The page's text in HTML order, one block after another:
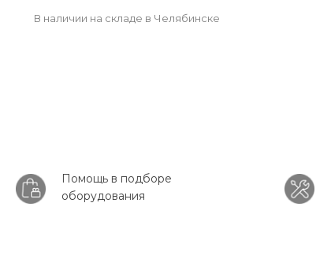
В наличии на складе в Челябинске
Помощь в подборе
оборудования